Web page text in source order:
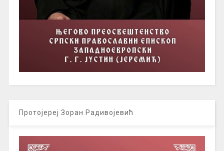
Протојереј Зоран Радивојевић